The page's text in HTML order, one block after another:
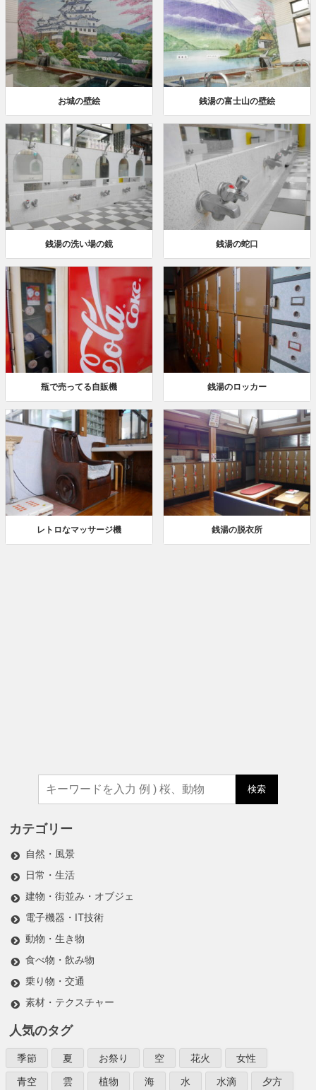
お城の壁絵 銭湯の富士山の壁絵
銭湯の洗い場の鏡 銭湯の蛇口
瓶で売ってる自販機 銭湯のロッカー
レトロなマッサージ機 銭湯の脱衣所
検索
カテゴリー
自然・風景
日常・生活
建物・街並み・オブジェ
電子機器・IT技術
動物・生き物
食べ物・飲み物
乗り物・交通
素材・テクスチャー
人気のタグ
季節 夏 お祭り 空 花火
女性
青空
雲 植物 海 水 水滴
夕方